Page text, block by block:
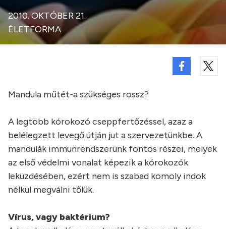
2010. OKTÓBER 21.
ÉLETFORMA
Mandula műtét-a szükséges rossz?
A legtöbb kórokozó cseppfertőzéssel, azaz a
belélegzett levegő útján jut a szervezetünkbe. A
mandulák immunrendszerünk fontos részei, melyek
az első védelmi vonalat képezik a kórokozók
leküzdésében, ezért nem is szabad komoly indok
nélkül megválni tőlük.
Vírus, vagy baktérium?